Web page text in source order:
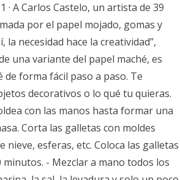
A Carlos Castelo, un artista de 39
por el papel mojado, gomas y
necesidad hace la creatividad”,
una variante del papel maché, es
de forma fácil paso a paso. Te
decorativos o lo qué tu quieras.
con las manos hasta formar una
Corta las galletas con moldes
esferas, etc. Coloca las galletas
- Mezclar a mano todos los